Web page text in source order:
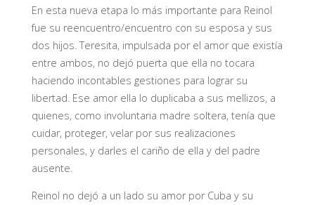
En esta nueva etapa lo más importante para Reinol
fue su reencuentro/encuentro con su esposa y sus
dos hijos. Teresita, impulsada por el amor que existía
entre ambos, no dejó puerta que ella no tocara
haciendo incontables gestiones para lograr su
libertad. Ese amor ella lo duplicaba a sus mellizos, a
quienes, como involuntaria madre soltera, tenía que
cuidar, proteger, velar por sus realizaciones
personales, y darles el cariño de ella y del padre
ausente.
Reinol no dejó a un lado su amor por Cuba y su